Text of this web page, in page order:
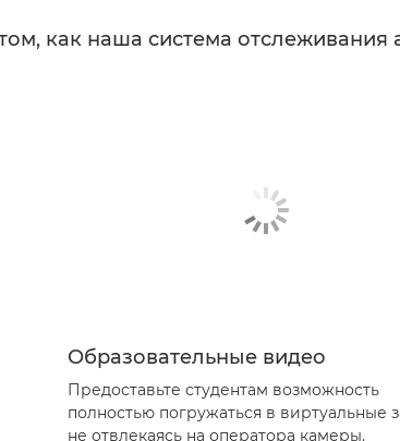
как наша система
Образовательные видео
Предоставьте студентам возможность
полностью погружаться в виртуальные
не отвлекаясь на оператора камеры.